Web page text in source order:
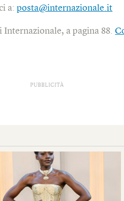
a:posta@internazionale.it
Internazionale, a pagina 88.
PUBBLICITÀ